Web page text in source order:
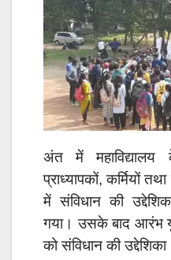
अंत में महाविद्यालय
प्राध्यापकों, कर्मियों
में संविधान की
गया। उसके बाद आरंभ
को संविधान की